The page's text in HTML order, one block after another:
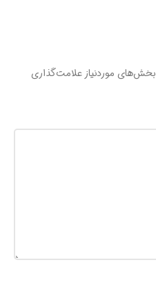
بخش‌های موردنیاز علامت‌گذاری